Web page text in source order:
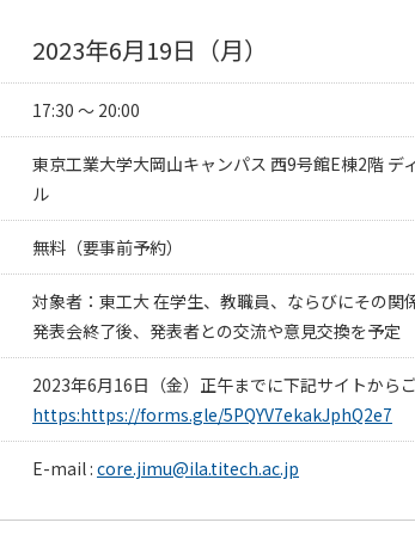
2023年6月19日（月）
17:30 ～ 20:00
東京工業大学大岡山キャンパス 西9号館E棟2階 デ
ル
無料（要事前予約）
対象者：東工大 在学生、教職員、ならびにその関
発表会終了後、発表者との交流や意見交換を予定
2023年6月16日（金）正午までに下記サイトから
https:https://forms.gle/5PQYV7ekakJphQ2e7
E-mail : core.jimu@ila.titech.ac.jp